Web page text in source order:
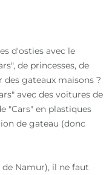
d'osties avec le
de princesses, de
gateaux maisons ?
avec des voitures de
"Cars" en plastiques
de gateau (donc
Namur), il ne faut